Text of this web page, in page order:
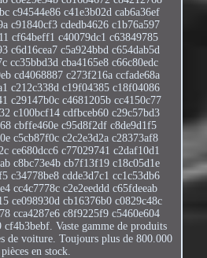
c94544e86 c41e3b02d cab6a36ef
c91840cf3 cdedb4626 c1b76a597
cf64beff1 c40079dc1 c63849785
c6d16cea7 c5a924bbd c654dab5d
cc35bbd3d cba4165e8 c66c80edc
cd4068887 c273f216a ccfade68a
c212c338d c19f04385 c18f04086
c29147b0c c4681205b cc4150c77
c100bcf14 cdfbceb60 c29c57bd3
cbffe460e c95d8f2df c8de9d1f5
c5cb87f0c c2c2e3d2a c28373af8
ce680dcc6 c77029741 c2daf10d1
c8bc73e4b cb7f13f19 c18c05d1e
c34778be8 cdde3d7c1 cc1c53db6
cc4c7778c c2e2eeddd c65fdeeab
ce098930d cb16376b0 c0829c48c
cca4287e6 c8f9225f9 c5460e604
Vaste gamme de produits
de voiture. Toujours plus de 800.000
pièces en stock.